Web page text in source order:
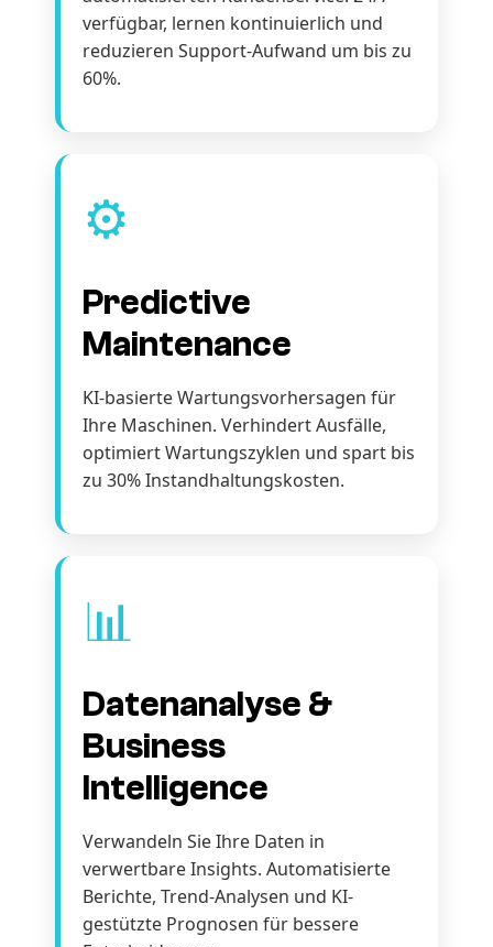
verfügbar, lernen kontinuierlich und
reduzieren Support-Aufwand um bis zu
60%.
⚙️
Predictive
Maintenance
KI-basierte Wartungsvorhersagen für
Ihre Maschinen. Verhindert Ausfälle,
optimiert Wartungszyklen und spart bis
zu 30% Instandhaltungskosten.
📊
Datenanalyse &
Business
Intelligence
Verwandeln Sie Ihre Daten in
verwertbare Insights. Automatisierte
Berichte, Trend-Analysen und KI-
gestützte Prognosen für bessere